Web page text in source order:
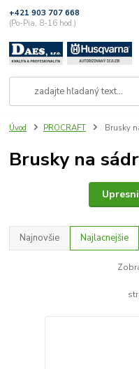
+421 903 707 668
(Po-Pia, 8-16 hod.)
Úvod PROCRAFT Brusky
Brusky na
Najnovšie Najlacnejšie